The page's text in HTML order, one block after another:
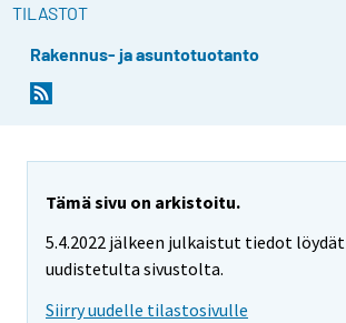
TILASTOT
Rakennus- ja asuntotuotanto
Tämä sivu on arkistoitu.
5.4.2022 jälkeen julkaistut tiedot löydät
uudistetulta sivustolta.
Siirry uudelle tilastosivulle